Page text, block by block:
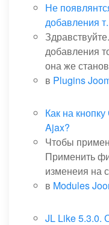
Не
добавления
добавления
она же
в Plugins
Как на
Ajax?
Чтобы
Применить
изменеия на
в Modules
JL Like 5.3.0.